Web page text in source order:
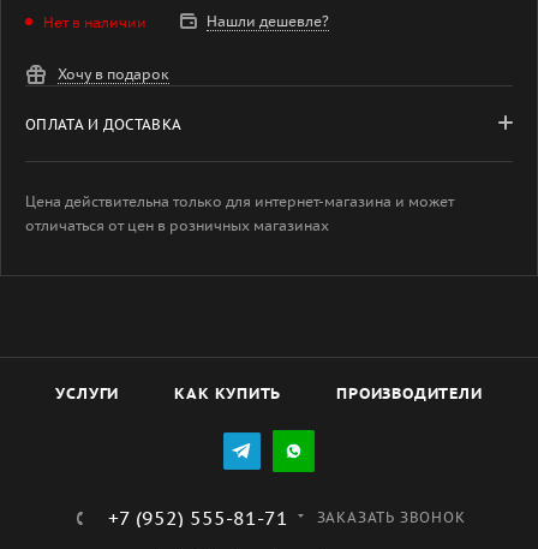
Нет в наличии Нашли дешевле?
Хочу в подарок
ОПЛАТА И ДОСТАВКА
Цена действительна только для интернет-магазина и может
отличаться от цен в розничных магазинах
УСЛУГИ КАК КУПИТЬ ПРОИЗВОДИТЕЛИ
+7 (952) 555-81-71 ЗАКАЗАТЬ ЗВОНОК